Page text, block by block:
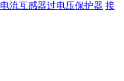
电流互感器过电压保护器 接